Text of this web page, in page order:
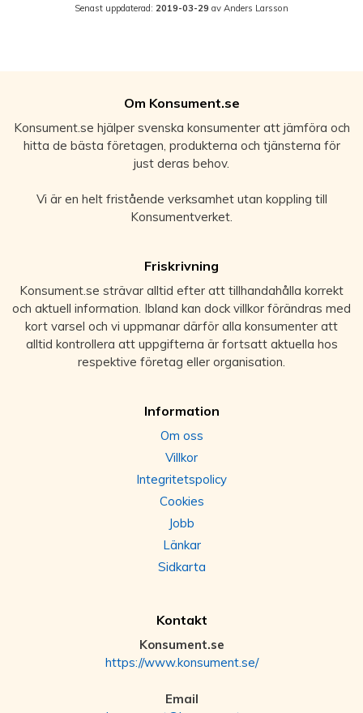
Senast uppdaterad: 2019-03-29 av Anders Larsson
Om Konsument.se
Konsument.se hjälper svenska konsumenter att jämföra och
hitta de bästa företagen, produkterna och tjänsterna för
just deras behov.
Vi är en helt fristående verksamhet utan koppling till
Konsumentverket.
Friskrivning
Konsument.se strävar alltid efter att tillhandahålla korrekt
och aktuell information. Ibland kan dock villkor förändras med
kort varsel och vi uppmanar därför alla konsumenter att
alltid kontrollera att uppgifterna är fortsatt aktuella hos
respektive företag eller organisation.
Information
Om oss
Villkor
Integritetspolicy
Cookies
Jobb
Länkar
Sidkarta
Kontakt
Konsument.se
https://www.konsument.se/
Email